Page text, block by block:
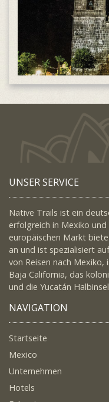
UNSER SERVICE
Native Trails ist ein
erfolgreich in Mexiko
europäischen Markt
an und ist spezialisiert
von Reisen nach
Baja California, das
und die Yucatán
NAVIGATION
Startseite
Mexico
Unternehmen
Hotels